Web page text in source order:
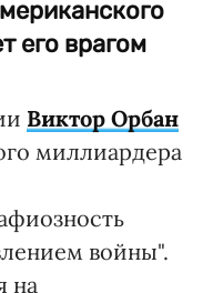
его врагом
Виктор Орбан
миллиардера
войны".
на